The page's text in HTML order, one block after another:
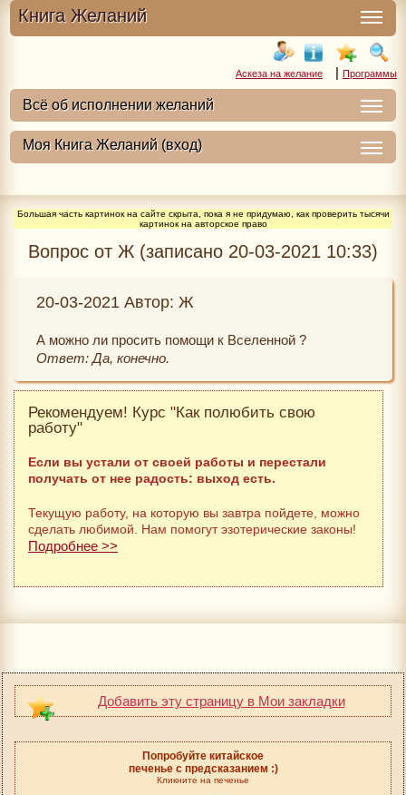
Книга Желаний
Аскеза на желание | Программы
Большая часть картинок на сайте скрыта, пока я не придумаю, как проверить тысячи
картинок на авторское право
Вопрос от Ж (записано 20-03-2021 10:33)
20-03-2021 Автор: Ж
А можно ли просить помощи к Вселенной ?
Ответ: Да, конечно.
Рекомендуем! Курс "Как полюбить свою
работу"
Если вы устали от своей работы и перестали
получать от нее радость: выход есть.
Текущую работу, на которую вы завтра пойдете, можно
сделать любимой. Нам помогут эзотерические законы!
Подробнее >>
Добавить эту страницу в Мои закладки
Попробуйте китайское
печенье с предсказанием :)
Кликните на печенье